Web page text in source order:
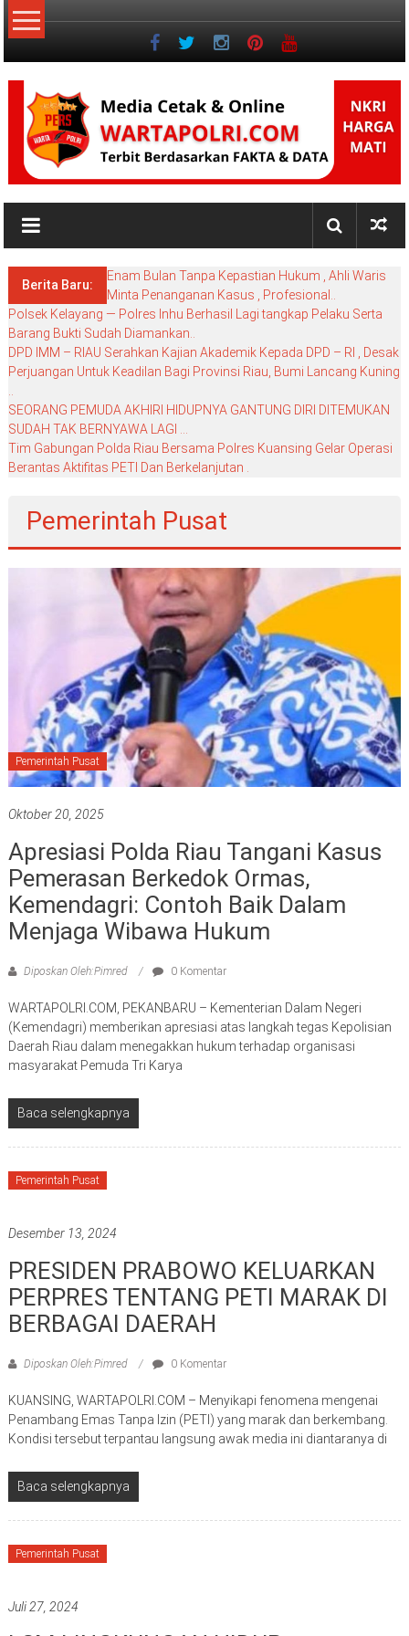
Lompat
ke
NKRI
My
BlogBerita Baru:
Enam Bulan Tanpa Kepastian Hukum , Ahli Waris
Minta Penanganan Kasus , Profesional..
Polsek Kelayang — Polres Inhu Berhasil Lagi tangkap Pelaku Serta
Barang Bukti Sudah Diamankan..
DPD IMM – RIAU Serahkan Kajian Akademik Kepada DPD – RI , Desak
Perjuangan Untuk Keadilan Bagi Provinsi Riau, Bumi Lancang Kuning
SEORANG PEMUDA AKHIRI HIDUPNYA GANTUNG DIRI DITEMUKAN
SUDAH TAK BERNYAWA LAGI …
Tim Gabungan Polda Riau Bersama Polres Kuansing Gelar Operasi
Berantas Aktifitas PETI Dan Berkelanjutan .
Pemerintah Pusat
Pemerintah Pusat
Oktober 20, 2025
Apresiasi Polda Riau Tangani Kasus
Pemerasan Berkedok Ormas,
Kemendagri: Contoh Baik Dalam
Menjaga Wibawa Hukum
Diposkan Oleh:Pimred 0 Komentar
WARTAPOLRI.COM, PEKANBARU – Kementerian Dalam Negeri
(Kemendagri) memberikan apresiasi atas langkah tegas Kepolisian
Daerah Riau dalam menegakkan hukum terhadap organisasi
masyarakat Pemuda Tri Karya
Baca selengkapnya
Pemerintah Pusat
Desember 13, 2024
PRESIDEN PRABOWO KELUARKAN
PERPRES TENTANG PETI MARAK DI
BERBAGAI DAERAH
Diposkan Oleh:Pimred 0 Komentar
KUANSING, WARTAPOLRI.COM – Menyikapi fenomena mengenai
Penambang Emas Tanpa Izin (PETI) yang marak dan berkembang.
Kondisi tersebut terpantau langsung awak media ini diantaranya di
Baca selengkapnya
Pemerintah Pusat
Juli 27, 2024